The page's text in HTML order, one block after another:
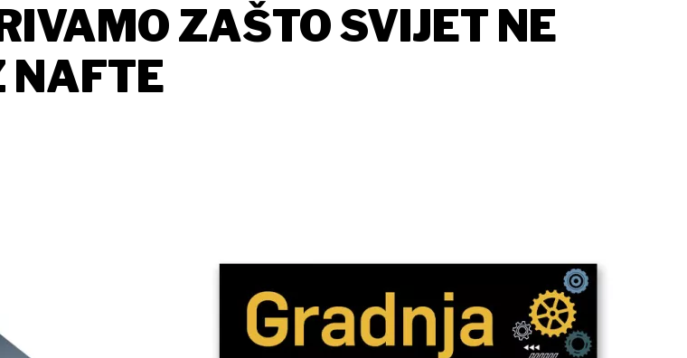
ZAŠTO SVIJET NE
NAFTE